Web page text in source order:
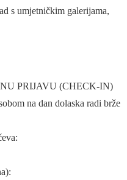
s umjetničkim galerijama,
PRIJAVU (CHECK-IN)
na dan dolaska radi brže